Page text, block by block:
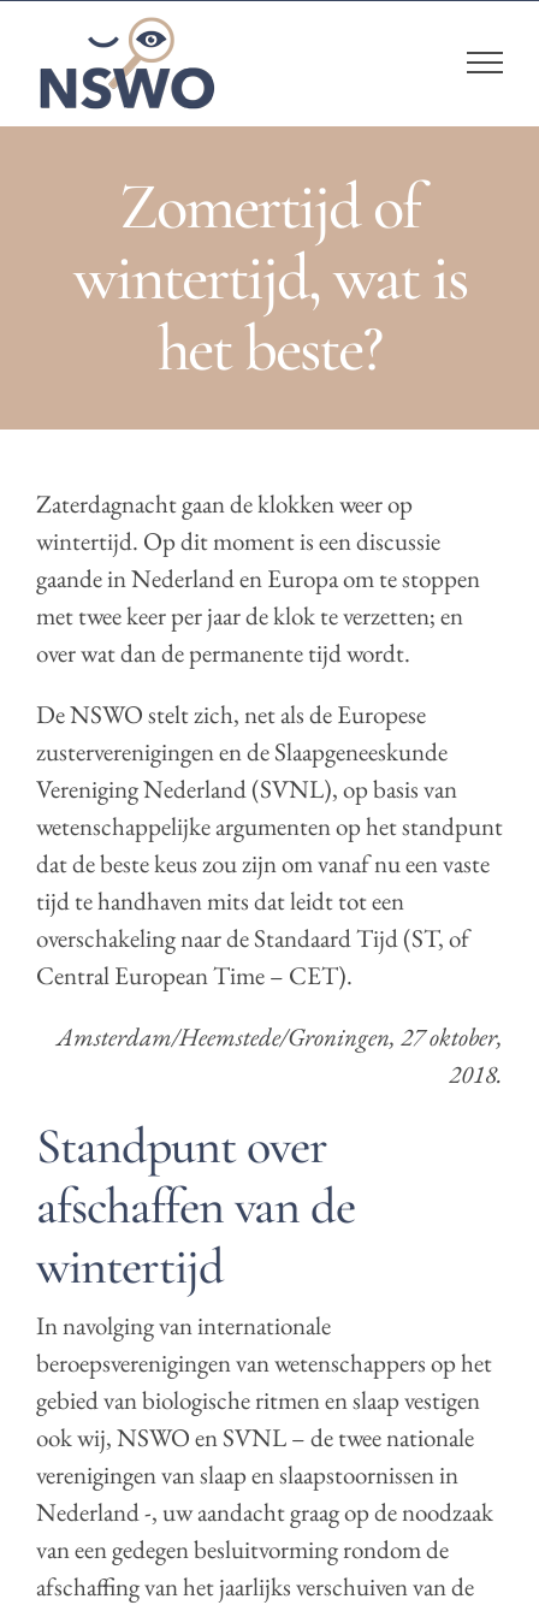
content
Zomertijd of
wintertijd, wat is
het beste?
Zaterdagnacht gaan de klokken weer op
wintertijd. Op dit moment is een discussie
gaande in Nederland en Europa om te stoppen
met twee keer per jaar de klok te verzetten; en
over wat dan de permanente tijd wordt.
De NSWO stelt zich, net als de Europese
zusterverenigingen en de Slaapgeneeskunde
Vereniging Nederland (SVNL), op basis van
wetenschappelijke argumenten op het standpunt
dat de beste keus zou zijn om vanaf nu een vaste
tijd te handhaven mits dat leidt tot een
overschakeling naar de Standaard Tijd (ST, of
Central European Time – CET).
Amsterdam/Heemstede/Groningen, 27 oktober,
2018.
Standpunt over
afschaffen van de
wintertijd
In navolging van internationale
beroepsverenigingen van wetenschappers op het
gebied van biologische ritmen en slaap vestigen
ook wij, NSWO en SVNL – de twee nationale
verenigingen van slaap en slaapstoornissen in
Nederland -, uw aandacht graag op de noodzaak
van een gedegen besluitvorming rondom de
afschaffing van het jaarlijks verschuiven van de